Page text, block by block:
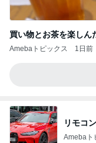
買い物とお茶を楽しん
Amebaトピックス 1日前
リモコ
Amebaト